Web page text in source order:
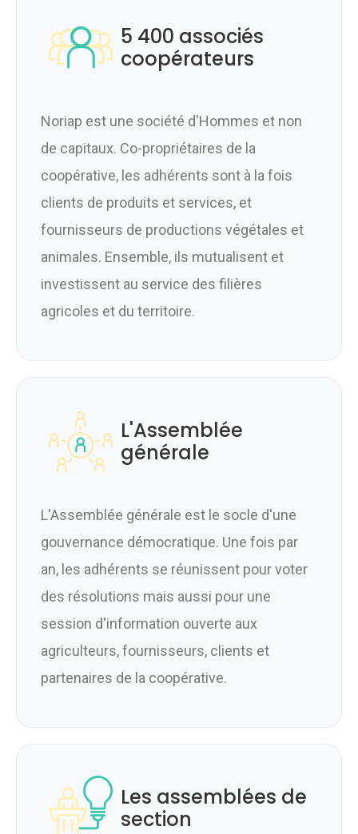
5 400 associés
coopérateurs
Noriap est une société d'Hommes et non
de capitaux. Co-propriétaires de la
coopérative, les adhérents sont à la fois
clients de produits et services, et
fournisseurs de productions végétales et
animales. Ensemble, ils mutualisent et
investissent au service des filières
agricoles et du territoire.
L'Assemblée
générale
L'Assemblée générale est le socle d'une
gouvernance démocratique. Une fois par
an, les adhérents se réunissent pour voter
des résolutions mais aussi pour une
session d'information ouverte aux
agriculteurs, fournisseurs, clients et
partenaires de la coopérative.
Les assemblées de
section